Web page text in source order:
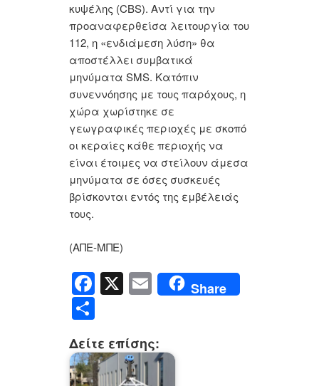
κυψέλης (CBS). Αντί για την
προαναφερθείσα λειτουργία του
112, η «ενδιάμεση λύση» θα
αποστέλλει συμβατικά
μηνύματα SMS. Κατόπιν
συνεννόησης με τους παρόχους, η
χώρα χωρίστηκε σε
γεωγραφικές περιοχές με σκοπό
οι κεραίες κάθε περιοχής να
είναι έτοιμες να στείλουν άμεσα
μηνύματα σε όσες συσκευές
βρίσκονται εντός της εμβέλειάς
τους.
(ΑΠΕ-ΜΠΕ)
F
e
b
X E
m
Share
οι
ρ
α
Δείτε επίσης: